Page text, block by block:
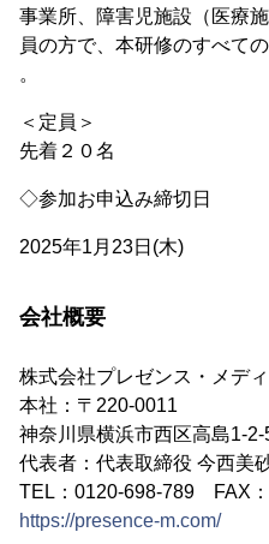
事業所、障害児施設（医療
員の方で、本研修のすべて
。
＜定員＞
先着２０名
◇参加お申込み締切日
2025年1月23日(木)
会社概要
株式会社プレゼンス・メデ
本社：〒220-0011
神奈川県横浜市西区高島1-
代表者：代表取締役 今西美
TEL：0120-698-789 FAX
https://presence-m.com/